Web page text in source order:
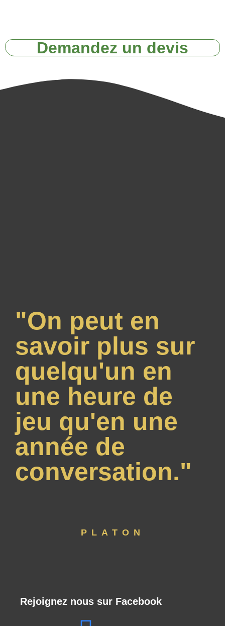
Demandez un devis
"On peut en
savoir plus sur
quelqu'un en
une heure de
jeu qu'en une
année de
conversation."
PLATON
Rejoignez nous sur Facebook